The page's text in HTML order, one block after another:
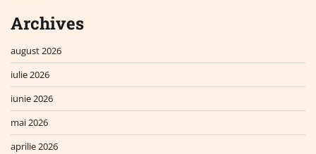
Archives
august 2026
iulie 2026
iunie 2026
mai 2026
aprilie 2026